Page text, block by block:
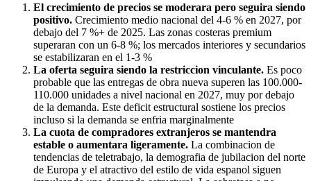
El crecimiento de precios se moderara pero seguira siendo
positivo. Crecimiento medio nacional del 4-6 % en 2027, por
debajo del 7 %+ de 2025. Las zonas costeras premium
superaran con un 6-8 %; los mercados interiores y secundarios
se estabilizaran en el 1-3 %
La oferta seguira siendo la restriccion vinculante. Es poco
probable que las entregas de obra nueva superen las 100.000-
110.000 unidades a nivel nacional en 2027, muy por debajo
de la demanda. Este deficit estructural sostiene los precios
incluso si la demanda se enfria marginalmente
La cuota de compradores extranjeros se mantendra
estable o aumentara ligeramente. La combinacion de
tendencias de teletrabajo, la demografia de jubilacion del norte
de Europa y el atractivo del estilo de vida espanol siguen